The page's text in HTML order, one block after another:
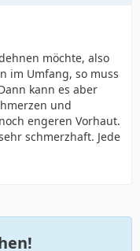
möchte, also
im Umfang, so muss
kann es aber
und
engeren Vorhaut.
schmerzhaft. Jede